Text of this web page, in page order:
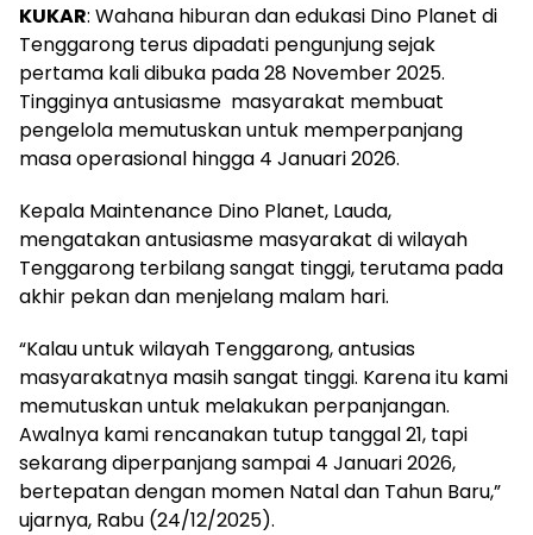
KUKAR: Wahana hiburan dan edukasi Dino Planet di
Tenggarong terus dipadati pengunjung sejak
pertama kali dibuka pada 28 November 2025.
Tingginya antusiasme masyarakat membuat
pengelola memutuskan untuk memperpanjang
masa operasional hingga 4 Januari 2026.
Kepala Maintenance Dino Planet, Lauda,
mengatakan antusiasme masyarakat di wilayah
Tenggarong terbilang sangat tinggi, terutama pada
akhir pekan dan menjelang malam hari.
“Kalau untuk wilayah Tenggarong, antusias
masyarakatnya masih sangat tinggi. Karena itu kami
memutuskan untuk melakukan perpanjangan.
Awalnya kami rencanakan tutup tanggal 21, tapi
sekarang diperpanjang sampai 4 Januari 2026,
bertepatan dengan momen Natal dan Tahun Baru,”
ujarnya, Rabu (24/12/2025).